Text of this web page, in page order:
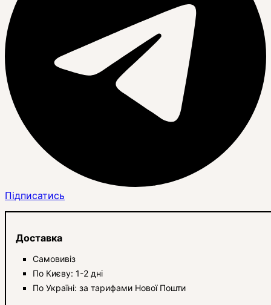
Підписатись
Доставка
Самовивіз
По Києву: 1-2 дні
По Україні: за тарифами Нової Пошти